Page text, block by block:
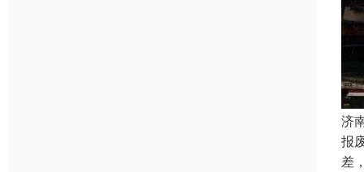
济
报
差